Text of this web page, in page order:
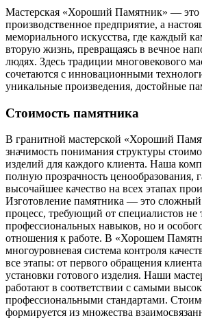
Мастерская «Хороший Памятник» — это
производственное предприятие, а
мемориального искусства, где каждый
вторую жизнь, превращаясь в вечное
людях. Здесь традиции многовекового
сочетаются с инновационными
уникальные произведения, достойные
Стоимость памятника
В гранитной мастерской «Хороший
значимость понимания структуры
изделий для каждого клиента. Наша
полную прозрачность ценообразования,
высочайшее качество на всех этапах
Изготовление памятника — это
процесс, требующий от специалистов не
профессиональных навыков, но и
отношения к работе. В «Хорошем
многоуровневая система контроля
все этапы: от первого обращения
установки готового изделия. Наши
работают в соответствии с самыми
профессиональными стандартами.
формируется из множества